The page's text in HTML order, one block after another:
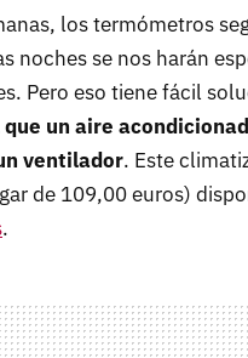
los termómetros
noches se nos harán
Pero eso tiene fácil
un aire
ventilador. Este
de 109,00 euros)
.